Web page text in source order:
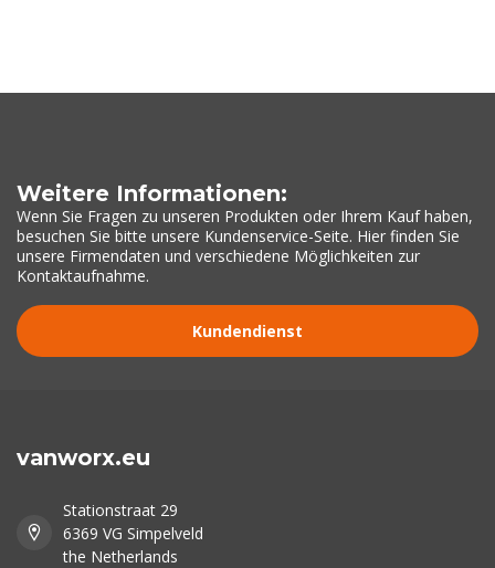
Weitere Informationen:
Wenn Sie Fragen zu unseren Produkten oder Ihrem Kauf haben,
besuchen Sie bitte unsere Kundenservice-Seite. Hier finden Sie
unsere Firmendaten und verschiedene Möglichkeiten zur
Kontaktaufnahme.
Kundendienst
vanworx.eu
Stationstraat 29
6369 VG Simpelveld
the Netherlands